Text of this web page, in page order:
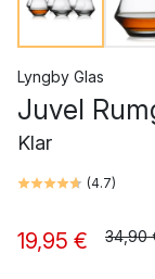
Lyngby Glas
Juvel
Klar
(4.7)
19,95 € 34,90